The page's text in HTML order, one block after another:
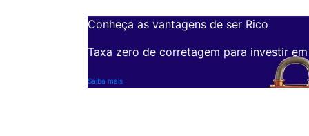
Conheça as vantagens de ser Rico
Taxa zero de corretagem para investir
Saiba mais